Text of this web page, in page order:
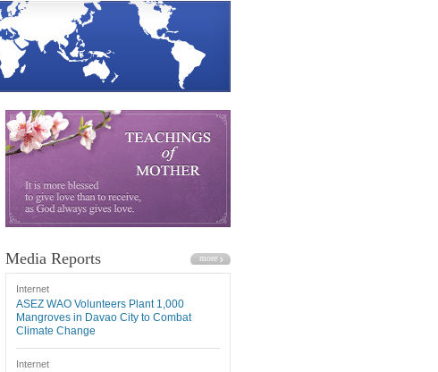
Media Reports
Internet
ASEZ WAO Volunteers Plant 1,000
Mangroves in Davao City to Combat
Climate Change
Internet